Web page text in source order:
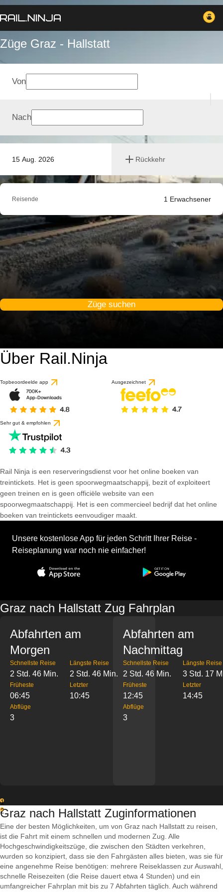
Züge Graz - Hallstatt
15 Aug. 2026 Rückkehr
Von
Nach
Reisende 1 Erwachsener
Züge suchen
Über Rail.Ninja
Topbeoordeelde app Ausgezeichnet
Sehr gut & empfohlen
Rail Ninja is een reserveringsdienst voor het online boeken van
treintickets. Het is geen spoorwegmaatschappij, bezit of exploiteert
geen treinen en is geen officiële website van een
spoorwegmaatschappij. Het is een commercieel bedrijf dat het online
boeken van treintickets eenvoudiger maakt.
Unsere kostenlose App für jeden Schritt Ihrer Reise -
Reiseplanung war noch nie einfacher!
Graz nach Hallstatt Zug Fahrplan
Abfahrten am
Morgen
Schnellste Reise
2 Std. 46 Min.
Längste Reise
2 Std. 46 Min.
Früheste
06:45
Letzter
10:45
Abflüge
3
Abfahrten am
Nachmittag
Schnellste Reise
2 Std. 46 Min.
Längste Reise
3 Std. 17
Früheste
12:45
Letzter
14:45
Abflüge
3
1
2
Graz nach Hallstatt Zuginformationen
Eine der besten Möglichkeiten, um von Graz nach Hallstatt zu reisen,
ist die Fahrt mit einem schnellen und modernen Zug. Alle
Hochgeschwindigkeitszüge, die zwischen den Städten verkehren,
wurden so konzipiert, dass sie den Fahrgästen alles bieten, was sie für
eine angenehme Reise benötigen: mehrere Reiseklassen zur Auswahl,
schnelle Reisezeiten (die Reise dauert etwa 4 Stunden) und ein
umfangreicher Fahrplan mit bis zu 7 Abfahrten täglich. Auch während